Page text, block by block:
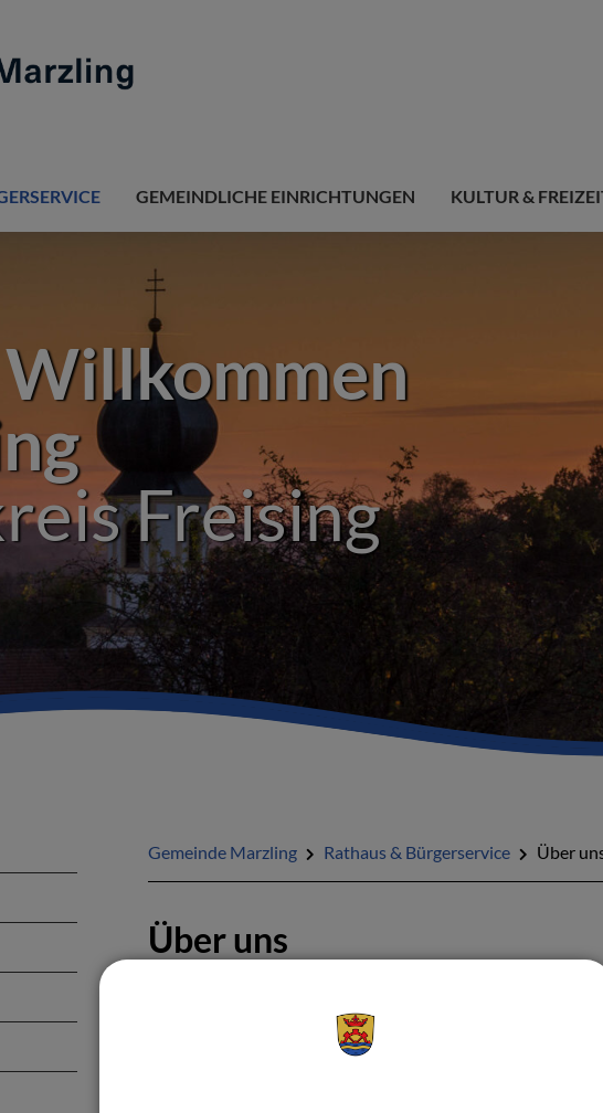
GEMEINDLICHE EINRICHTUNGEN KULTUR &
Freising
Gemeinde Marzling Rathaus & Bürgerservice Über
Über uns
Unterkunft und Übernachtung